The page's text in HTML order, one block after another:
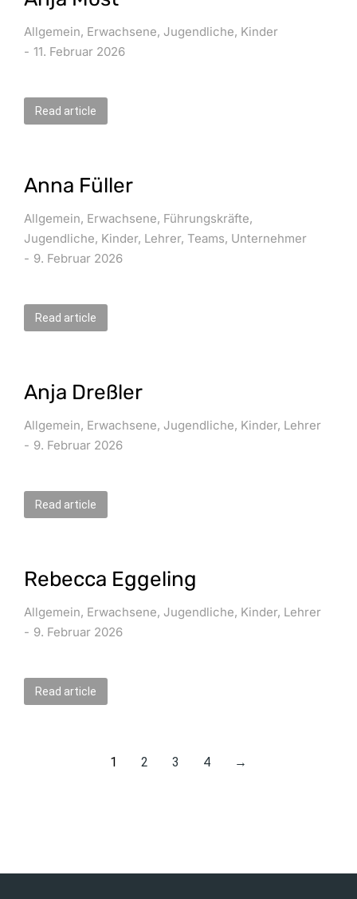
Allgemein, Erwachsene, Jugendliche, Kinder
11. Februar 2026
Read article
Anna Füller
Allgemein, Erwachsene, Führungskräfte,
Jugendliche, Kinder, Lehrer, Teams, Unternehmer
9. Februar 2026
Read article
Anja Dreßler
Allgemein, Erwachsene, Jugendliche, Kinder, Lehrer
9. Februar 2026
Read article
Rebecca Eggeling
Allgemein, Erwachsene, Jugendliche, Kinder, Lehrer
9. Februar 2026
Read article
1 2 3 4 →